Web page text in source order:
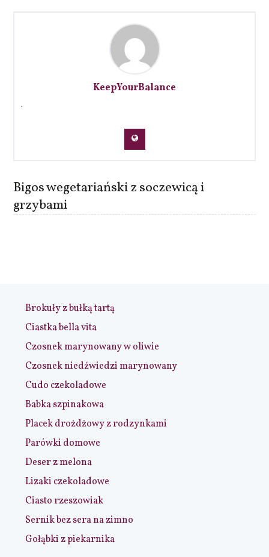
KeepYourBalance
.
Bigos wegetariański z soczewicą i
grzybami
Brokuły z bułką tartą
Ciastka bella vita
Czosnek marynowany w oliwie
Czosnek niedźwiedzi marynowany
Cudo czekoladowe
Babka szpinakowa
Placek drożdżowy z rodzynkami
Parówki domowe
Deser z melona
Lizaki czekoladowe
Ciasto rzeszowiak
Sernik bez sera na zimno
Gołąbki z piekarnika